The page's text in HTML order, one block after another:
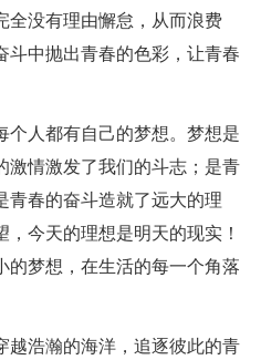
全没有理由懈怠，从而浪费
斗中抛出青春的色彩，让青春
个人都有自己的梦想。梦想是
激情激发了我们的斗志；是青
青春的奋斗造就了远大的理
今天的理想是明天的现实！
的梦想，在生活的每一个角落
越浩瀚的海洋，追逐彼此的青